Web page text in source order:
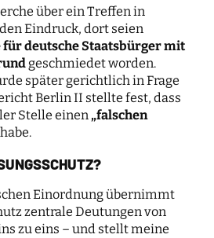
über ein Treffen in
Eindruck, dort seien
deutsche Staatsbürger mit
geschmiedet worden.
später gerichtlich in Frage
Berlin II stellte fest, dass
Stelle einen „falschen
Einordnung übernimmt
zentrale Deutungen von
zu eins – und stellt meine